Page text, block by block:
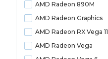
AMD Radeon 890M
AMD Radeon Graphics
AMD Radeon RX Vega 11
AMD Radeon Vega